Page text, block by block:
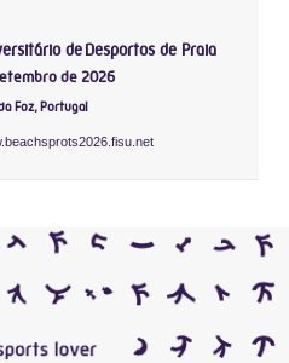
de Desportos de Praia
de 2026
Foz, Portugal